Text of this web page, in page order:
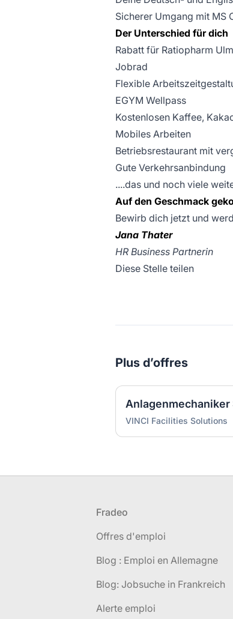
Sicherer Umgang mit MS
Der Unterschied für dich
Rabatt für Ratiopharm
Jobrad
Flexible
EGYM Wellpass
Kostenlosen Kaffee,
Mobiles Arbeiten
Betriebsrestaurant mit
Gute Verkehrsanbindung
....das und noch viele
Auf den Geschmack
Bewirb dich jetzt und
Jana Thater
HR Business Partnerin
Diese Stelle teilen
Plus d’offres
VINCI Facilities Solutions
Fradeo
Offres d'emploi
Blog : Emploi en Allemagne
Blog: Jobsuche in Frankreich
Alerte emploi